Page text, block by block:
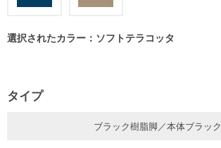
選択されたカラー：ソフトテラコッタ
タイプ
ブラック樹脂脚／本体ブラック